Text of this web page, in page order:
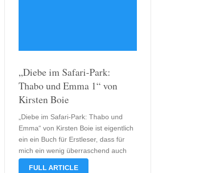
„Diebe im Safari-Park:
Thabo und Emma 1“ von
Kirsten Boie
„Diebe im Safari-Park: Thabo und
Emma“ von Kirsten Boie ist eigentlich
ein ein Buch für Erstleser, dass für
mich ein wenig überraschend auch
als Hörbuch veröffentlicht wurde.
FULL ARTICLE